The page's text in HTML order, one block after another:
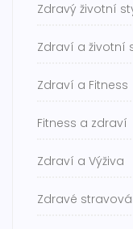
Zdravý životní
Zdraví a životní
Zdraví a Fitness
Fitness a zdraví
Zdraví a Výživa
Zdravé